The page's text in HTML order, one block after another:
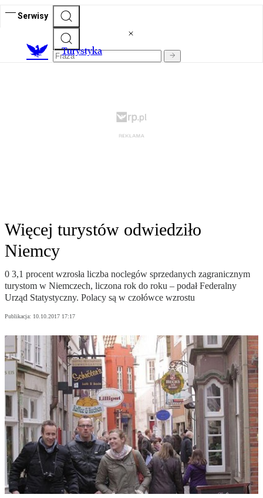
Serwisy
Turystyka
Więcej turystów odwiedziło
Niemcy
0 3,1 procent wzrosła liczba noclegów sprzedanych zagranicznym
turystom w Niemczech, liczona rok do roku – podał Federalny
Urząd Statystyczny. Polacy są w czołówce wzrostu
Publikacja: 10.10.2017 17:17